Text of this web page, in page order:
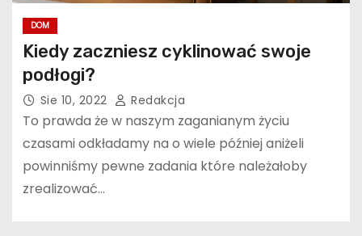
DOM
Kiedy zaczniesz cyklinować swoje
podłogi?
Sie 10, 2022 Redakcja
To prawda że w naszym zaganianym życiu
czasami odkładamy na o wiele później aniżeli
powinniśmy pewne zadania które należałoby
zrealizować…